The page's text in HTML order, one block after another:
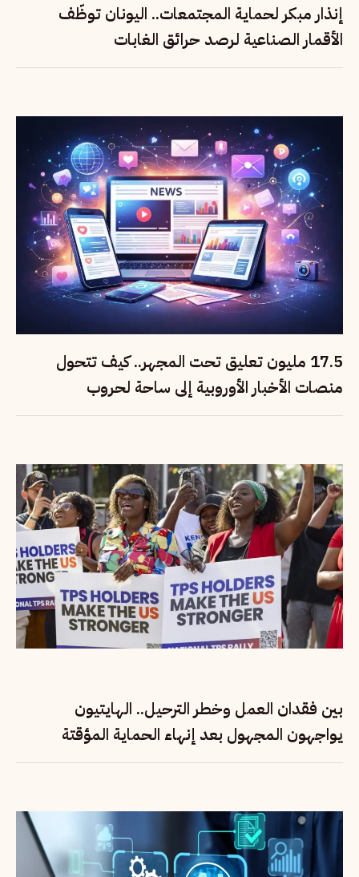
إنذار مبكر لحماية المجتمعات.. اليونان توظّف
الأقمار الصناعية لرصد حرائق الغابات
17.5 مليون تعليق تحت المجهر.. كيف تتحول
منصات الأخبار الأوروبية إلى ساحة لحروب
المعلومات؟
بين فقدان العمل وخطر الترحيل.. الهايتيون
يواجهون المجهول بعد إنهاء الحماية المؤقتة